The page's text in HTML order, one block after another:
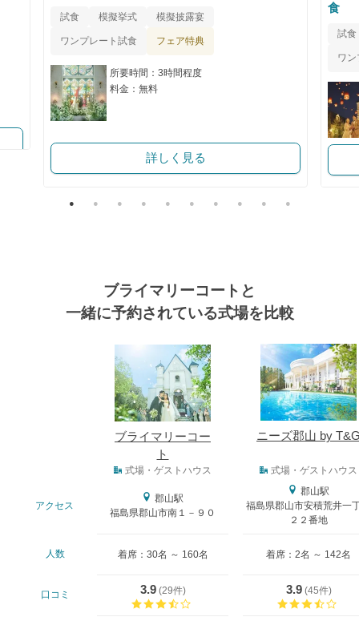
クリップ
試食 模擬挙式 模擬披露宴
ワンプレート試食 フェア特典
所要時間：3時間程度
料金：無料
詳しく見る
食
試食
ワ
ブライマリーコートと
一緒に予約されている式場を比較
ブライマリーコー
ト
ニーズ郡山 by
式場・ゲストハウス 式場・ゲストハウス
アクセス
郡山駅
福島県郡山市南１－９０
郡山駅
福島県郡山市安積荒井一
２２番地
人数 着席：30名 ～ 160名 着席：2名 ～ 142名
口コミ 3.9(29件)
3.9(45件)